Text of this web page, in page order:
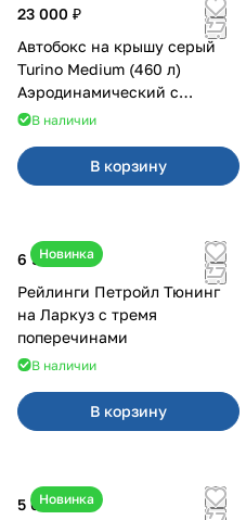
23 000 ₽
Автобокс на крышу серый
Turino Medium (460 л)
Аэродинамический с
двусторонним открыванием
В наличии
В корзину
Новинка
6 500 ₽
Рейлинги Петройл Тюнинг
на Ларкуз с тремя
поперечинами
В наличии
В корзину
Новинка
5 600 ₽